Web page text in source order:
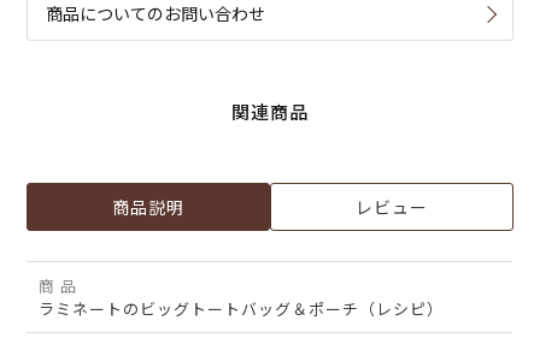
商品についてのお問い合わせ
関連商品
商品説明 レビュー
商 品
ラミネートのビッグトートバッグ＆ポーチ（レシピ）